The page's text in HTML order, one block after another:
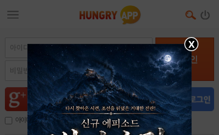
로그인
아이디, 이메일 저장
X